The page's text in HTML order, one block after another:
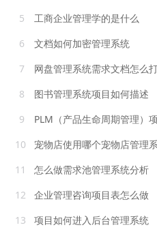
5
工商企业管理学的是什么
6
文档如何加密管理系统
7
网盘管理系统需求文档怎么
8
图书管理系统项目如何描述
9
PLM（产品生命周期管理）
10
宠物店使用哪个宠物店管理
11
怎么做需求池管理系统分析
12
企业管理咨询项目表怎么做
13
项目如何进入后台管理系统